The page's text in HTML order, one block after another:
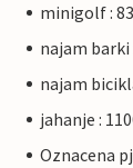
minigolf :
najam barki
najam
jahanje :
Oznacena